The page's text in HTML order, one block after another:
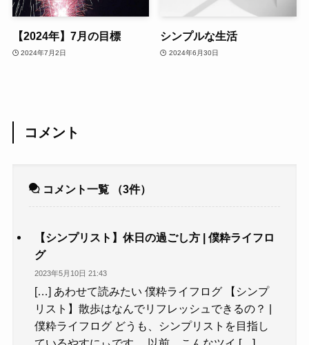
【2024年】7月の目標
2024年7月2日
シンプルな生活
2024年6月30日
コメント
コメント一覧 （3件）
【シンプリスト】休日の過ごし方 | 僕粋ライフロ
グ
2023年5月10日 21:43
[…] あわせて読みたい 僕粋ライフログ 【シンプ
リスト】散歩はなんでリフレッシュできるの？ |
僕粋ライフログ どうも、シンプリストを目指し